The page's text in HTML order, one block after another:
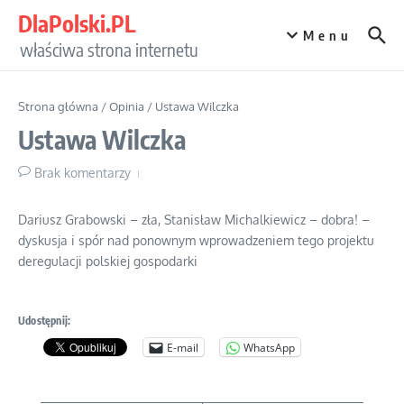
DlaPolski.PL
właściwa strona internetu
Menu
Strona główna /Opinia / Ustawa Wilczka
Ustawa Wilczka
Brak komentarzy
Dariusz Grabowski – zła, Stanisław Michalkiewicz – dobra! –
dyskusja i spór nad ponownym wprowadzeniem tego projektu
deregulacji polskiej gospodarki
Udostępnij:
E-mail WhatsApp